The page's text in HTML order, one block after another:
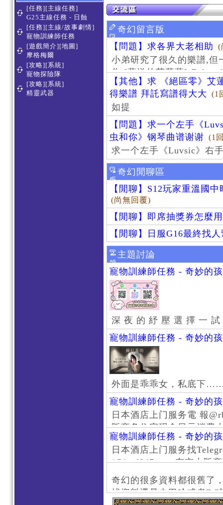
[任務][主線任務]
G25主線任務 - 日蝕
[任務][主線/故事劇情]
寵物訓練師任務
[遊戲簡介][地圖]
摩格梅爾
[攻略][系統]
寵物探險隊
[攻略][系統]
精靈武器
奇幻留言版
【問題】求各界大老相助
(
小弟研究了很久的樂譜,但
作 [葬送的芙莉蓮]-
【其他】求 《絕區零》艾
得樂譜 拜託寫譜得大大
(1
如提
【問題】求一个左手《
虫和你》钢琴曲谱谢谢 (1
求一个左手《Luvsic》右
奇幻閒聊區
【閒聊】S12玩家重溫國
(尚無回覆)
【閒聊】即席抽獎券怎麼
【閒聊】日服G16最終找
主題討論
寵物訓練師任務 - 奇妙的
深 夜 的 紓 壓 選 擇 一
寵物訓練師任務 - 奇妙的
外面是乖乖女，私底下
寵物訓練師任務 - 奇妙的
日本酒店上门服务電 報
阪商务住宅现金日元消费
京风俗 #大阪风俗 #东京
上门服务新宿风俗 #梅田
#日本萝莉 #大阪萝莉 #日
寵物訓練師任務 - 奇妙的
日本酒店上门服务找
/@jptd847utpp 东京大阪
京旅游 #大阪旅游 #东京
东京上门服务 #大阪上门
心斋桥风俗 #日本女孩 #
奇幻的很多資料都很舊了
找資料還是去巴哈或者